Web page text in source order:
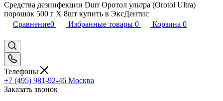
Средства дезинфекции Durr Оротол ультра (Orotol Ultra)
порошок 500 г X 8шт купить в ЭксДентис
Сравнение0 Избранные товары 0 Корзина 0
Телефоны
+7 (495) 981-92-46 Москва
Заказать звонок